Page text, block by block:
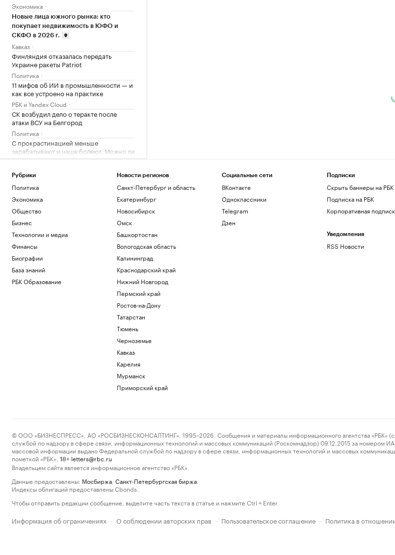
Экономика
Новые лица южного рынка: кто
покупает недвижимость в ЮФО и
СКФО в 2026 г.
Кавказ
Финляндия отказалась передать
Украине ракеты Patriot
Политика
11 мифов об ИИ в промышленности — и
как все устроено на практике
РБК и Yandex Cloud
СК возбудил дело о теракте после
атаки ВСУ на Белгород
Политика
С прокрастинацией меньше
зарабатывают и чаще болеют. Можно ли
ее победить
На западе Словакии объявили режим
ЧС из-за пожара на военном полигоне
Общество
В разные корзины: как сберечь
накопления в период турбулентности
РБК и Сбер
В Белгороде повреждены около 30
многоэтажек после ночной атаки
дронов
Загрузить еще
Рубрики
Политика
Экономика
Общество
Бизнес
Технологии и медиа
Финансы
Биографии
База знаний
РБК Образование
Новости регионов
Санкт-Петербург и область
Екатеринбург
Новосибирск
Омск
Башкортостан
Вологодская область
Калининград
Краснодарский край
Нижний Новгород
Пермский край
Ростов-на-Дону
Татарстан
Тюмень
Черноземье
Кавказ
Карелия
Мурманск
Приморский край
Социальные сети
ВКонтакте
Одноклассники
Telegram
Дзен
Подписки
Скрыть баннеры на РБК
Подписка на РБК
Корпоративная
Уведомления
RSS Новости
© ООО «БИЗНЕСПРЕСС», АО «РОСБИЗНЕСКОНСАЛТИНГ», 1995–2026. Сообщения и материалы информационного агентства «РБК»
службой по надзору в сфере связи, информационных технологий и массовых коммуникаций (Роскомнадзор) 09.12.2015 за номером
массовой информации выдано Федеральной службой по надзору в сфере связи, информационных технологий и массовых
пометкой «РБК».
18+ letters@rbc.ru
Владельцем сайта является информационное агентство «РБК».
Данные предоставлены: Мосбиржа Санкт-Петербургская биржа
Индексы облигаций предоставлены Cbonds.
Чтобы отправить редакции сообщение, выделите часть текста в статье и нажмите Ctrl + Enter
Информация об ограничениях · О соблюдении авторских прав · Пользовательское соглашение · Политика в